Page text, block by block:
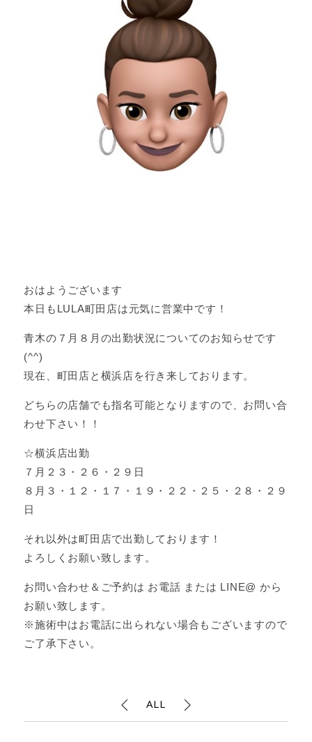
おはようございます
本日もLULA町田店は元気に営業中です！
青木の７月８月の出勤状況についてのお知らせです
(^^)
現在、町田店と横浜店を行き来しております。
どちらの店舗でも指名可能となりますので、お問い合
わせ下さい！！
☆横浜店出勤
７月２３・２６・２９日
８月３・１２・１７・１９・２２・２５・２８・２９
日
それ以外は町田店で出勤しております！
よろしくお願い致します。
お問い合わせ＆ご予約は お電話 または LINE@ から
お願い致します。
※施術中はお電話に出られない場合もございますので
ご了承下さい。
ALL